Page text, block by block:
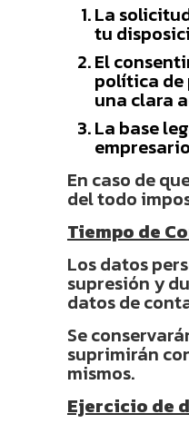
La
tu
El
política de
una clara
La base
En caso de
del todo
Tiempo de
Los datos
supresión y
datos de
Se
suprimirán
mismos.
Ejercicio de